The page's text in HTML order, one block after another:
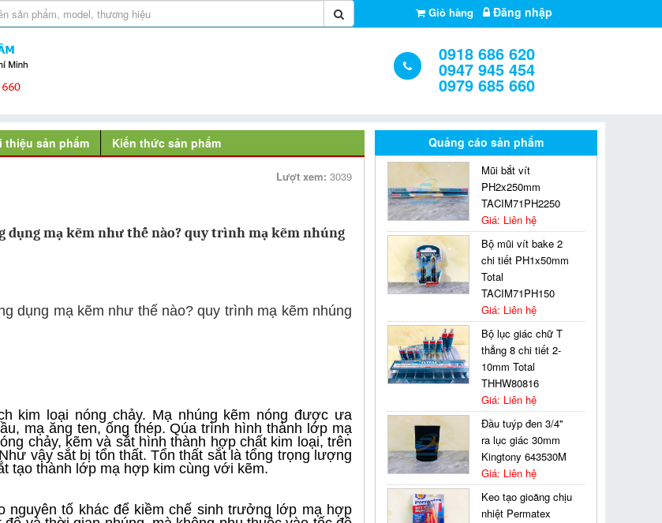
Giỏ hàng Đăng nhập
0918 686 620
0947 945 454
0979 685 660
thiệu sản phẩm Kiến thức sản phẩm
Lượt xem: 3039
dụng mạ kẽm như thế nào? quy trình mạ kẽm nhúng
dụng mạ kẽm như thế nào? quy trình mạ kẽm nhúng
kim loại nóng chảy. Mạ nhúng kẽm nóng được ưa
mạ ăng ten, ống thép. Qúa trình hình thành lớp mạ
chảy, kẽm và sắt hình thành hợp chất kim loại, trên
vậy sắt bị tổn thất. Tổn thất sắt là tổng trọng lượng
tạo thành lớp mạ hợp kim cùng với kẽm.
nguyên tố khác để kiềm chế sinh trưởng lớp mạ hợp
Quảng cáo sản phẩm
Mũi bắt vít
PH2x250mm
TACIM71PH2250
Giá: Liên hệ
Bộ mũi vít bake 2
chi tiết PH1x50mm
Total
TACIM71PH150
Giá: Liên hệ
Bộ lục giác chữ T
thẳng 8 chi tiết 2-
10mm Total
THHW80816
Giá: Liên hệ
Đầu tuýp đen 3/4''
ra lục giác 30mm
Kingtony 643530M
Giá: Liên hệ
Keo tạo gioăng chịu
nhiệt Permatex